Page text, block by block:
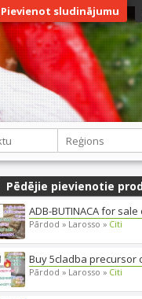
Pievienot sludinājumu
Pēdējie pievienotie
Pārdod » Larosso » Citi
Pārdod » Larosso » Citi